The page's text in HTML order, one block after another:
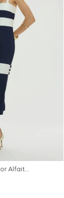
Vestido Maxi Midi Bicolor Alfaitaria Navy - Marinho